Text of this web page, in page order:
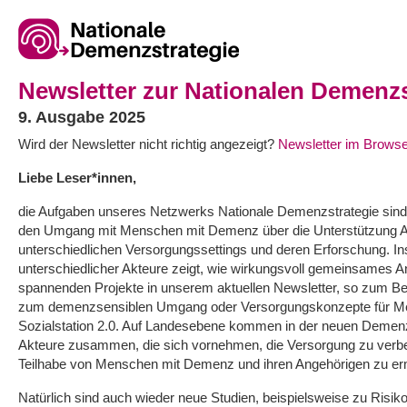
Newsletter zur Nationalen
9. Ausgabe 2025
Wird der Newsletter nicht richtig angezeigt? Newsletter im
Liebe Leser*innen,
die Aufgaben unseres Netzwerks Nationale Demenzstrategie
den Umgang mit Menschen mit Demenz über die Unterstützung
unterschiedlichen Versorgungssettings und deren Erforschung.
unterschiedlicher Akteure zeigt, wie wirkungsvoll gemeinsames
spannenden Projekte in unserem aktuellen Newsletter, so zum
zum demenzsensiblen Umgang oder Versorgungskonzepte für
Sozialstation 2.0. Auf Landesebene kommen in der neuen
Akteure zusammen, die sich vornehmen, die Versorgung zu
Teilhabe von Menschen mit Demenz und ihren Angehörigen zu
Natürlich sind auch wieder neue Studien, beispielsweise zu